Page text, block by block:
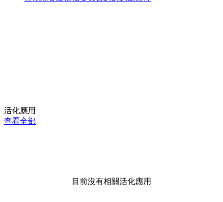
活化應用
查看全部
目前沒有相關活化應用